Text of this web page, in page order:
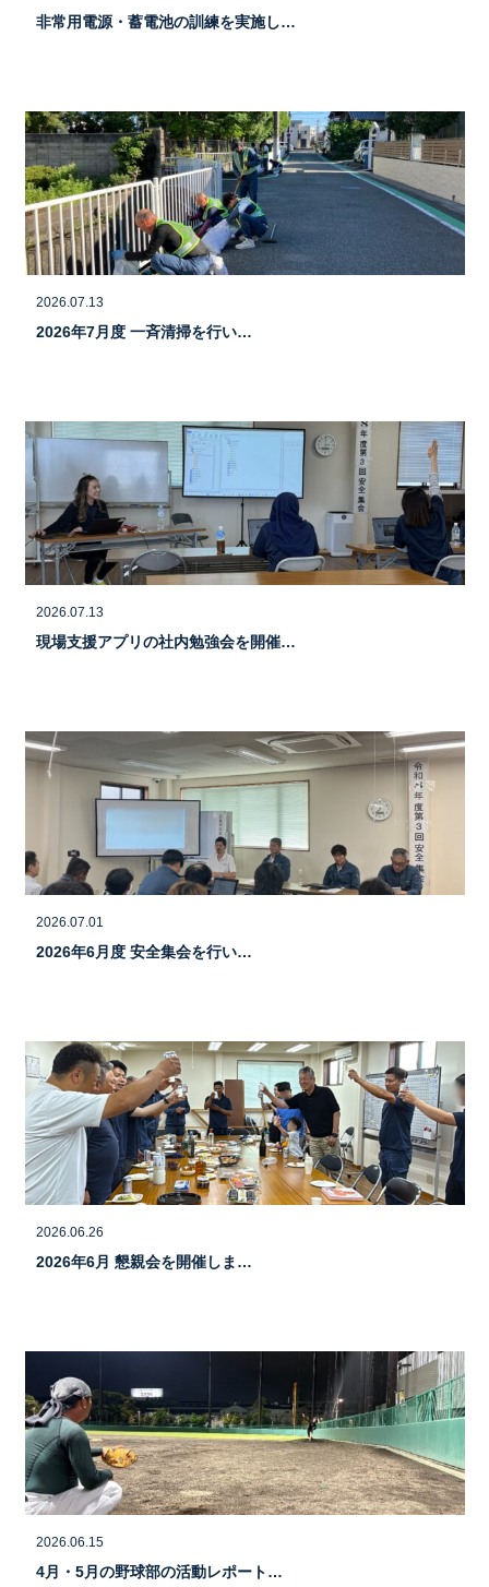
非常用電源・蓄電池の訓練を実施し…
2026.07.13
2026年7月度 一斉清掃を行い…
2026.07.13
現場支援アプリの社内勉強会を開催…
2026.07.01
2026年6月度 安全集会を行い…
2026.06.26
2026年6月 懇親会を開催しま…
2026.06.15
4月・5月の野球部の活動レポート…